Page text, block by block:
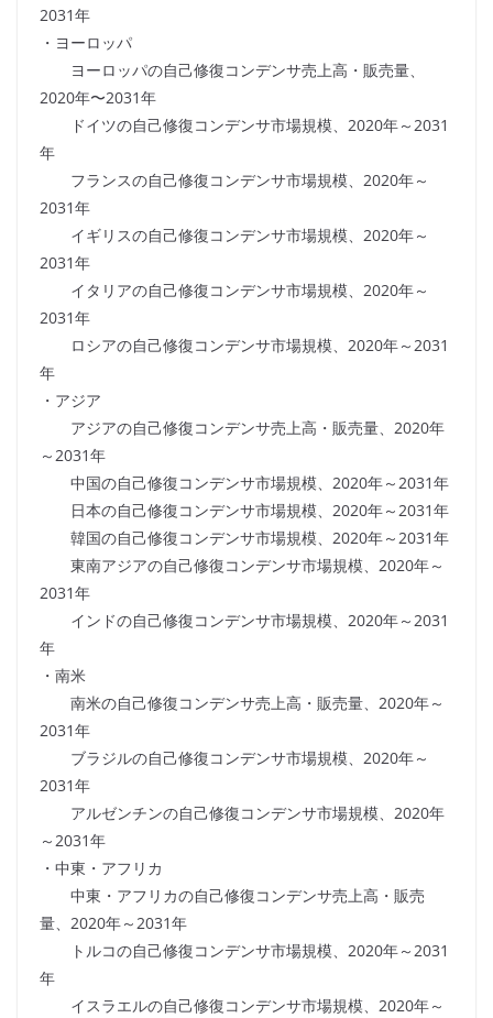
2031年
・ヨーロッパ
ヨーロッパの自己修復コンデンサ売上高・販売量、
2020年〜2031年
ドイツの自己修復コンデンサ市場規模、2020年～2031
年
フランスの自己修復コンデンサ市場規模、2020年～
2031年
イギリスの自己修復コンデンサ市場規模、2020年～
2031年
イタリアの自己修復コンデンサ市場規模、2020年～
2031年
ロシアの自己修復コンデンサ市場規模、2020年～2031
年
・アジア
アジアの自己修復コンデンサ売上高・販売量、2020年
～2031年
中国の自己修復コンデンサ市場規模、2020年～2031年
日本の自己修復コンデンサ市場規模、2020年～2031年
韓国の自己修復コンデンサ市場規模、2020年～2031年
東南アジアの自己修復コンデンサ市場規模、2020年～
2031年
インドの自己修復コンデンサ市場規模、2020年～2031
年
・南米
南米の自己修復コンデンサ売上高・販売量、2020年～
2031年
ブラジルの自己修復コンデンサ市場規模、2020年～
2031年
アルゼンチンの自己修復コンデンサ市場規模、2020年
～2031年
・中東・アフリカ
中東・アフリカの自己修復コンデンサ売上高・販売
量、2020年～2031年
トルコの自己修復コンデンサ市場規模、2020年～2031
年
イスラエルの自己修復コンデンサ市場規模、2020年～